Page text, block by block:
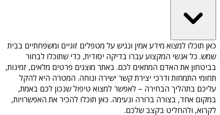
כאן תוכלו למצוא מידע אמין ונגיש על מטפלים זוגיים ומשפחתיים בבית
שמש. כל אנשי המקצוע עברו בדיקה יסודית, כדי שתוכלו לבחור
בביטחון את האדם המתאים לכם. באתר מוצגים פרטים מלאים, זמינות,
תחומי התמחות ודרכי יצירת קשר ישירה ונוחה. המטרה היא להקל
עליכם בתהליך הבחירה – לאפשר למצוא טיפול שנכון לכם באמת,
במקום אחד, בצורה ברורה ונעימה. כאן תוכלו להכיר את האפשרויות,
לקרוא, ולהחליט בקצב שלכם.